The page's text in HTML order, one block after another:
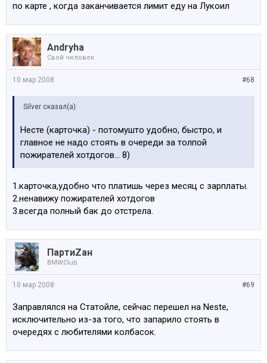
по карте , когда заканчивается лимит еду на Лукоил
Andryha
Свой человек
#68
10 мар 2008
Silver сказал(а):
Несте (карточка) - потомушто удобно, быстро, и
главное не надо стоять в очереди за толпой
пожирателей хотдогов... 8)
1.карточка,удобно что платишь через месяц с зарплаты.
2.ненавижу пожирателей хотдогов
3.всегда полный бак до отстрела.
ПартиZан
BMWClub
#69
10 мар 2008
Заправлялся на Статойле, сейчас перешел на Neste,
исключительно из-за того, что запарило стоять в
очередях с любителями колбасок.